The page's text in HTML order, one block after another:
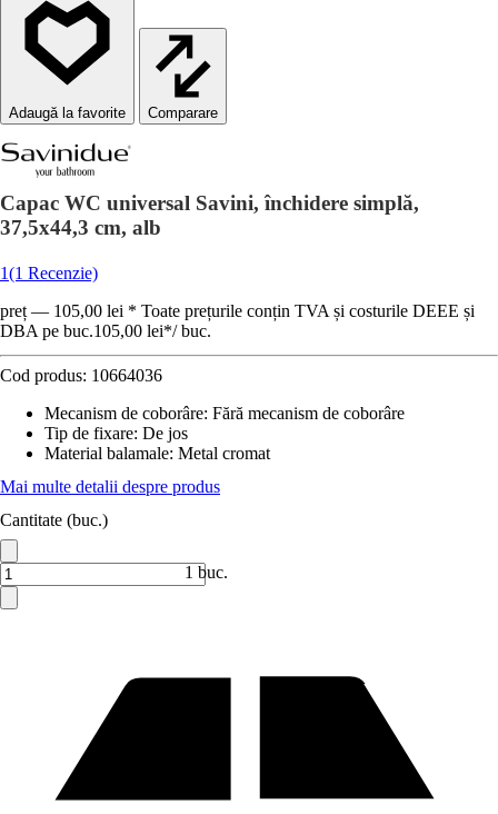
Comparare
Capac WC universal Savini, închidere simplă,
37,5x44,3 cm, alb
1(1 Recenzie)
preț — 105,00 lei * Toate prețurile conțin TVA și costurile DEEE și
DBA pe buc.105,00 lei*/ buc.
Cod produs: 10664036
Mecanism de coborâre: Fără mecanism de coborâre
Tip de fixare: De jos
Material balamale: Metal cromat
Mai multe detalii despre produs
Cantitate (buc.)
1 buc.